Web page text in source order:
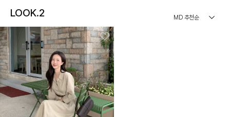
LOOK.2